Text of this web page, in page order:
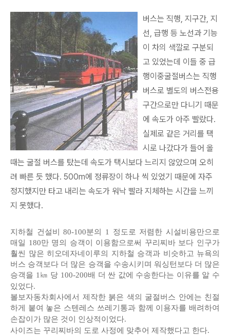
버스는 직행, 지구간, 지
선, 급행 등 노선과 기능
이 차의 색깔로 구분되
고 있었는데 이들 중 급
행이중굴절버스는 직행
버스로 별도의 버스전용
구간으로만 다니기 때문
에 속도가 아주 빨랐다.
실제로 같은 거리를 택
시로 나갔다가 들어 올
때는 굴절 버스를 탔는데 속도가 택시보다 느리지 않았으며 오히
려 빠른 듯 했다. 500m에 정류장이 하나 씩 있었기 때문에 자주
정지했지만 타고 내리는 속도가 워낙 빨라 지체하는 시간을 느끼
지 못했다.
지하철 건설비 80-100분의 1 정도로 저렴한 시설비용만으로
매일 180만 명의 승객이 이용함으로써 꾸리찌바 보다 인구가
훨씬 많은 히오데자네이루의 지하철 승객과 비슷하고 뉴욕의
버스 승객보다 더 많은 승객을 수송시키며 워싱턴보다 더 많은
승객을 1㎞ 당 100-200배 더 싼 값에 수송한다는 이유를 알 수
있었다.
볼보자동차회사에서 제작한 붉은 색의 굴절버스 안에는 친절
하게 붙여 놓은 스텐레스 쓰레기통과 함께 이용자를 배려하여
손잡이가 많은 것이 인상적이었다.
사이즈는 꾸리찌바의 도로 사정에 맞추어 제작했다고 한다.